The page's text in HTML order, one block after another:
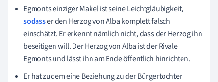
Egmonts einziger Makel ist seine Leichtgläubigkeit,
sodasser den Herzog von Alba komplett falsch
einschätzt. Er erkennt nämlich nicht, dass der Herzog ihn
beseitigen will. Der Herzog von Alba ist der Rivale
Egmonts und lässt ihn am Ende öffentlich hinrichten.
Er hat zudem eine Beziehung zu der Bürgertochter